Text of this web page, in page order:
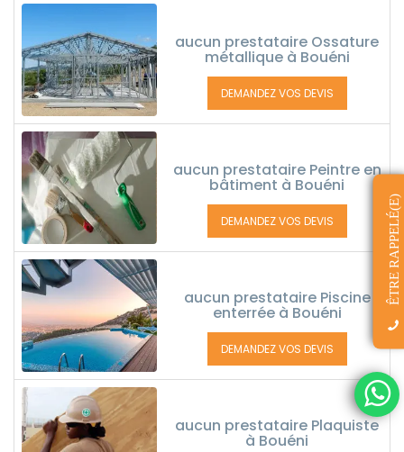
aucun prestataire Ossature
métallique à Bouéni
DEMANDEZ VOS DEVIS
aucun prestataire Peintre en
bâtiment à Bouéni
DEMANDEZ VOS DEVIS
aucun prestataire Piscine
enterrée à Bouéni
DEMANDEZ VOS DEVIS
aucun prestataire Plaquiste
à Bouéni
ÊTRE RAPPELÉ(E)